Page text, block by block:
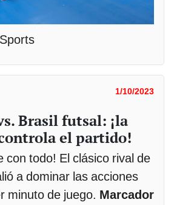
1/10/2023
Brasil futsal: ¡la
el partido!
con todo! El clásico rival de
a dominar las acciones
minuto de juego. Marcador